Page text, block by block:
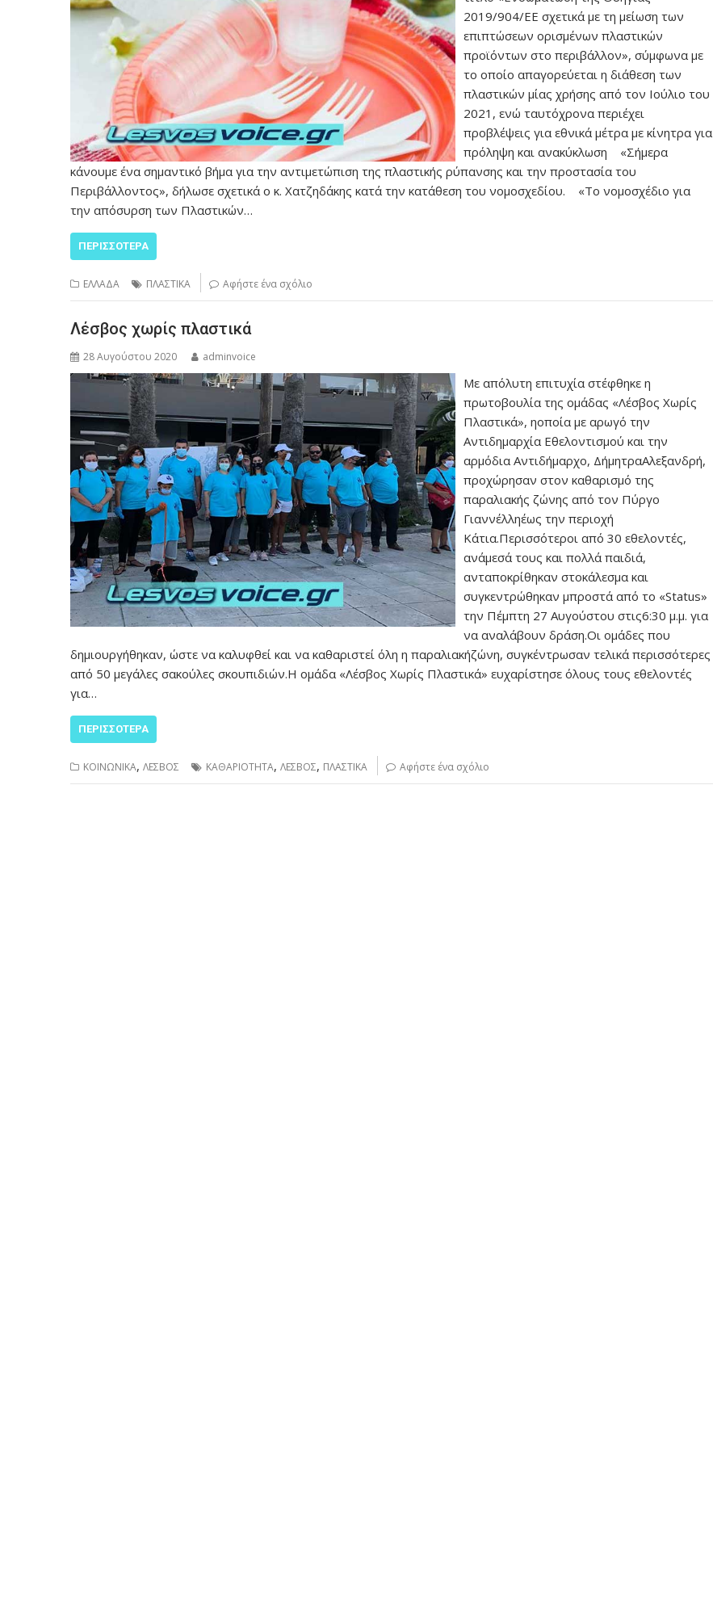
2019/904/ΕΕ σχετικά με τη μείωση των
επιπτώσεων ορισμένων πλαστικών
προϊόντων στο περιβάλλον», σύμφωνα με
το οποίο απαγορεύεται η διάθεση των
πλαστικών μίας χρήσης από τον Ιούλιο του
2021, ενώ ταυτόχρονα περιέχει
προβλέψεις για εθνικά μέτρα με κίνητρα για
πρόληψη και ανακύκλωση «Σήμερα
κάνουμε ένα σημαντικό βήμα για την αντιμετώπιση της πλαστικής ρύπανσης και την προστασία του
Περιβάλλοντος», δήλωσε σχετικά ο κ. Χατζηδάκης κατά την κατάθεση του νομοσχεδίου. «Το νομοσχέδιο για
την απόσυρση των Πλαστικών…
ΠΕΡΙΣΣΌΤΕΡΑ
ΕΛΛΑΔΑ ΠΛΑΣΤΙΚΑ Αφήστε ένα σχόλιο
Λέσβος χωρίς πλαστικά
28 Αυγούστου 2020 adminvoice
Με απόλυτη επιτυχία στέφθηκε η
πρωτοβουλία της ομάδας «Λέσβος Χωρίς
Πλαστικά», ηοποία με αρωγό την
Αντιδημαρχία Εθελοντισμού και την
αρμόδια Αντιδήμαρχο, ΔήμητραΑλεξανδρή,
προχώρησαν στον καθαρισμό της
παραλιακής ζώνης από τον Πύργο
Γιαννέλληέως την περιοχή
Κάτια.Περισσότεροι από 30 εθελοντές,
ανάμεσά τους και πολλά παιδιά,
ανταποκρίθηκαν στοκάλεσμα και
συγκεντρώθηκαν μπροστά από το «Status»
την Πέμπτη 27 Αυγούστου στις6:30 μ.μ. για
να αναλάβουν δράση.Οι ομάδες που
δημιουργήθηκαν, ώστε να καλυφθεί και να καθαριστεί όλη η παραλιακήζώνη, συγκέντρωσαν τελικά περισσότερες
από 50 μεγάλες σακούλες σκουπιδιών.Η ομάδα «Λέσβος Χωρίς Πλαστικά» ευχαρίστησε όλους τους εθελοντές
για…
ΠΕΡΙΣΣΌΤΕΡΑ
ΚΟΙΝΩΝΙΚΑ, ΛΕΣΒΟΣ ΚΑΘΑΡΙΟΤΗΤΑ, ΛΕΣΒΟΣ, ΠΛΑΣΤΙΚΑ Αφήστε ένα σχόλιο